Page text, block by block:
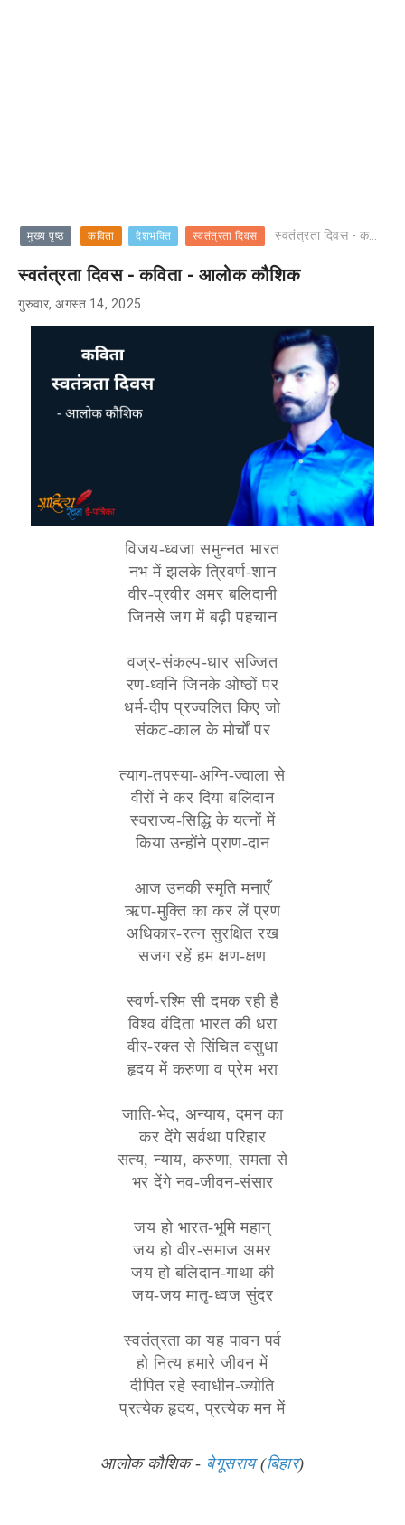
मुख्य पृष्ठ कविता देशभक्ति स्वतंत्रता दिवस स्वतंत्रता दिवस - कविता - आलोक कौशिक
स्वतंत्रता दिवस - कविता - आलोक कौशिक
गुरुवार, अगस्त 14, 2025
विजय-ध्वजा समुन्नत भारत
नभ में झलके त्रिवर्ण-शान
वीर-प्रवीर अमर बलिदानी
जिनसे जग में बढ़ी पहचान
वज्र-संकल्प-धार सज्जित
रण-ध्वनि जिनके ओष्ठों पर
धर्म-दीप प्रज्वलित किए जो
संकट-काल के मोर्चों पर
त्याग-तपस्या-अग्नि-ज्वाला से
वीरों ने कर दिया बलिदान
स्वराज्य-सिद्धि के यत्नों में
किया उन्होंने प्राण-दान
आज उनकी स्मृति मनाएँ
ऋण-मुक्ति का कर लें प्रण
अधिकार-रत्न सुरक्षित रख
सजग रहें हम क्षण-क्षण
स्वर्ण-रश्मि सी दमक रही है
विश्व वंदिता भारत की धरा
वीर-रक्त से सिंचित वसुधा
हृदय में करुणा व प्रेम भरा
जाति-भेद, अन्याय, दमन का
कर देंगे सर्वथा परिहार
सत्य, न्याय, करुणा, समता से
भर देंगे नव-जीवन-संसार
जय हो भारत-भूमि महान्
जय हो वीर-समाज अमर
जय हो बलिदान-गाथा की
जय-जय मातृ-ध्वज सुंदर
स्वतंत्रता का यह पावन पर्व
हो नित्य हमारे जीवन में
दीपित रहे स्वाधीन-ज्योति
प्रत्येक हृदय, प्रत्येक मन में
आलोक कौशिक - बेगूसराय(बिहार)